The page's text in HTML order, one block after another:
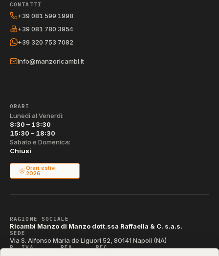
CONTATTI
+39 081 599 1998
+39 081 780 3954
+39 320 753 7082
info@manzoricambi.it
ORARI
Lunedì al Venerdì:
8:30 – 13:30
15:30 – 18:30
Sabato e Domenica:
Chiusi
Orari estivi
2026
RAGIONE SOCIALE
Ricambi Manzo di Manzo dott.ssa Raffaella & C. s.a.s.
SEDE
Via S. Alfonso Maria de Liguori 52, 80141 Napoli (NA)
P. IVA REA PEC